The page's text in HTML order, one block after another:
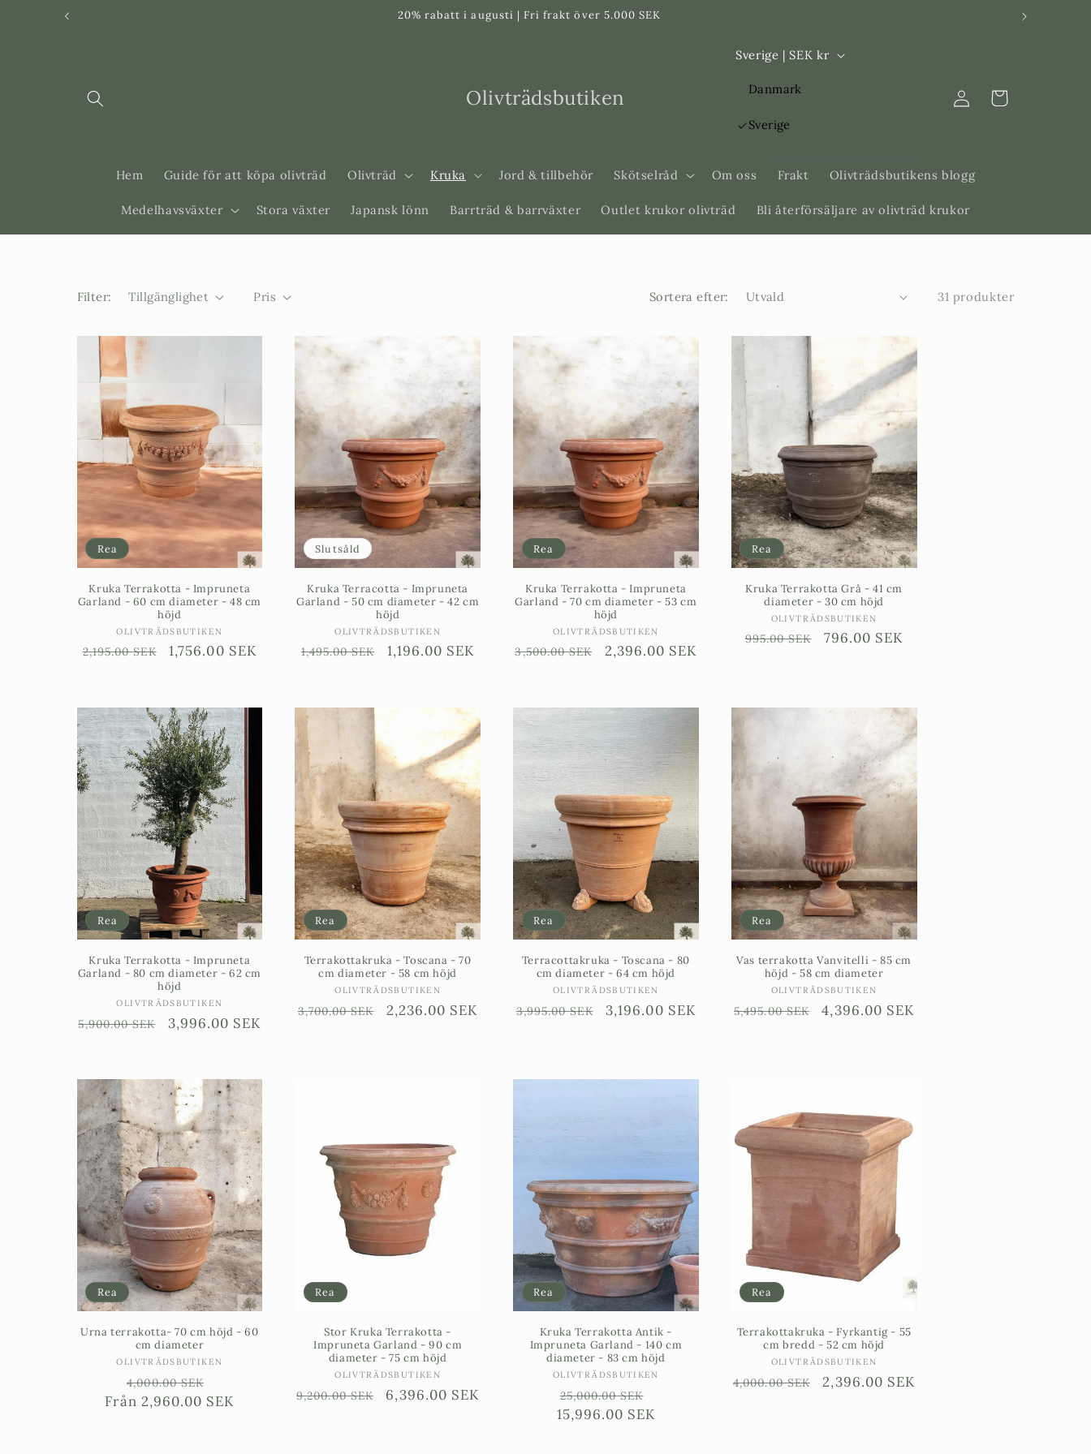
Svenska 20% rabatt i augusti | Fri frakt över 5.000 SEK
Olivträdsbutiken
Hem Guide för att köpa olivträd Olivträd Kruka Jord & tillbehör Skötselråd Om oss Frakt Olivträdsbutikens blogg
Medelhavsväxter Stora växter Japansk lönn Barrträd & barrväxter Outlet krukor olivträd Bli återförsäljare av olivträd krukor
L
R
e
n
Sverige | SEK kr
Danmark
Sverige
Logga
in
Varukorg
Filter: Tillgänglighet Pris Sortera efter: 31 produkter
Rea
Kruka Terrakotta - Impruneta
Garland - 60 cm diameter - 48 cm
höjd
Säljare:
OLIVTRÄDSBUTIKEN
Ordinarie
2,195.00 SEK Försäljningspris
1,756.00 SEK
Slutsåld
Kruka Terracotta - Impruneta
Garland - 50 cm diameter - 42 cm
höjd
Säljare:
OLIVTRÄDSBUTIKEN
Ordinarie
1,495.00 SEK Försäljningspris
1,196.00 SEK
Rea
Kruka Terrakotta - Impruneta
Garland - 70 cm diameter - 53 cm
höjd
Säljare:
OLIVTRÄDSBUTIKEN
Ordinarie
3,500.00 SEK Försäljningspris
2,396.00 SEK
Rea
Kruka Terrakotta Grå - 41 cm
diameter - 30 cm höjd
Säljare:
OLIVTRÄDSBUTIKEN
Ordinarie
995.00 SEK Försäljningspris
796.00 SEK
Rea
Kruka Terrakotta - Impruneta
Garland - 80 cm diameter - 62 cm
höjd
Säljare:
OLIVTRÄDSBUTIKEN
Ordinarie
5,900.00 SEK Försäljningspris
3,996.00 SEK
Rea
Terrakottakruka - Toscana - 70
cm diameter - 58 cm höjd
Säljare:
OLIVTRÄDSBUTIKEN
Ordinarie
3,700.00 SEK Försäljningspris
2,236.00 SEK
Rea
Terracottakruka - Toscana - 80
cm diameter - 64 cm höjd
Säljare:
OLIVTRÄDSBUTIKEN
Ordinarie
3,995.00 SEK Försäljningspris
3,196.00 SEK
Rea
Vas terrakotta Vanvitelli - 85 cm
höjd - 58 cm diameter
Säljare:
OLIVTRÄDSBUTIKEN
Ordinarie
5,495.00 SEK Försäljningspris
4,396.00 SEK
Rea
Urna terrakotta- 70 cm höjd - 60
cm diameter
Säljare:
OLIVTRÄDSBUTIKEN
Ordinarie
pris
4,000.00 SEK
Från 2,960.00 SEK
Rea
Stor Kruka Terrakotta -
Impruneta Garland - 90 cm
diameter - 75 cm höjd
Säljare:
OLIVTRÄDSBUTIKEN
Ordinarie
9,200.00 SEK Försäljningspris
6,396.00 SEK
Rea
Kruka Terrakotta Antik -
Impruneta Garland - 140 cm
diameter - 83 cm höjd
Säljare:
OLIVTRÄDSBUTIKEN
Ordinarie
pris
25,000.00 SEK
15,996.00 SEK
Rea
Terrakottakruka - Fyrkantig - 55
cm bredd - 52 cm höjd
Säljare:
OLIVTRÄDSBUTIKEN
Ordinarie
4,000.00 SEK Försäljningspris
2,396.00 SEK